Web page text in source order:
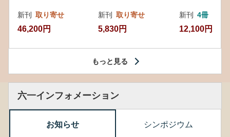
新刊 取り寄せ
46,200円
新刊 取り寄せ
5,830円
新刊 4冊
12,100円
もっと見る
六一インフォメーション
お知らせ シンポジウム